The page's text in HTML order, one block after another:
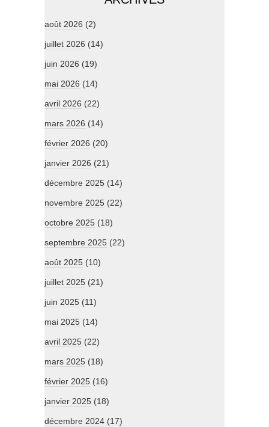
août 2026 (2)
juillet 2026 (14)
juin 2026 (19)
mai 2026 (14)
avril 2026 (22)
mars 2026 (14)
février 2026 (20)
janvier 2026 (21)
décembre 2025 (14)
novembre 2025 (22)
octobre 2025 (18)
septembre 2025 (22)
août 2025 (10)
juillet 2025 (21)
juin 2025 (11)
mai 2025 (14)
avril 2025 (22)
mars 2025 (18)
février 2025 (16)
janvier 2025 (18)
décembre 2024 (17)